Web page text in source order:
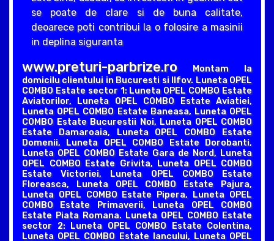
se poate de clare si de buna calitate,
deoarece poti contribui la o folosire a masinii
in deplina siguranta
www.preturi-parbrize.roMontam la
domicilu clientului in Bucuresti si Ilfov. Luneta OPEL
COMBO Estate sector 1: Luneta OPEL COMBO Estate
Aviatorilor, Luneta OPEL COMBO Estate Aviatiei,
Luneta OPEL COMBO Estate Baneasa, Luneta OPEL
COMBO Estate Bucurestii Noi, Luneta OPEL COMBO
Estate Damaroaia, Luneta OPEL COMBO Estate
Domenii, Luneta OPEL COMBO Estate Dorobanti,
Luneta OPEL COMBO Estate Gara de Nord, Luneta
OPEL COMBO Estate Grivita, Luneta OPEL COMBO
Estate Victoriei, Luneta OPEL COMBO Estate
Floreasca, Luneta OPEL COMBO Estate Pajura,
Luneta OPEL COMBO Estate Pipera, Luneta OPEL
COMBO Estate Primaverii, Luneta OPEL COMBO
Estate Piata Romana. Luneta OPEL COMBO Estate
sector 2: Luneta OPEL COMBO Estate Colentina,
Luneta OPEL COMBO Estate Iancului, Luneta OPEL